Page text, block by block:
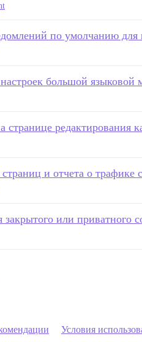
по умолчанию для
большой языковой
редактирования
и отчета о трафике
закрытого или приватного
Условия